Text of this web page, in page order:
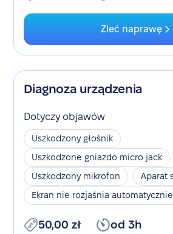
Zleć naprawę
Diagnoza urządzenia
Dotyczy objawów
Uszkodzony głośnik
Uszkodzone gniazdo micro jack
Uszkodzony mikrofon
Aparat
Ekran nie rozjaśnia automatycznie
50,00 zł od 3h